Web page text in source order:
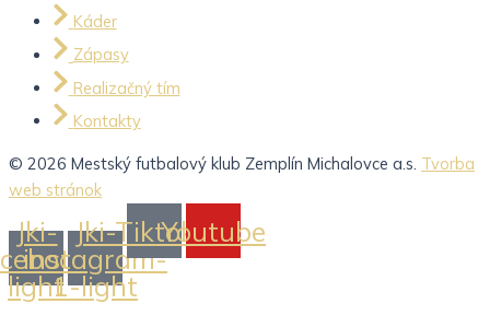
Káder
Zápasy
Realizačný tím
Kontakty
© 2026 Mestský futbalový klub Zemplín Michalovce a.s. Tvorba
web stránok
Jki-
light
Jki-
instagram-
1-light
TiktokYoutube